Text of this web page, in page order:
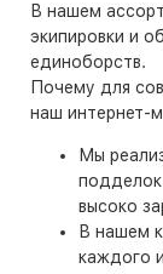
В нашем
экипировки и
единоборств.
Почему для
наш интернет-
Мы
подделок
высоко
В нашем
каждого